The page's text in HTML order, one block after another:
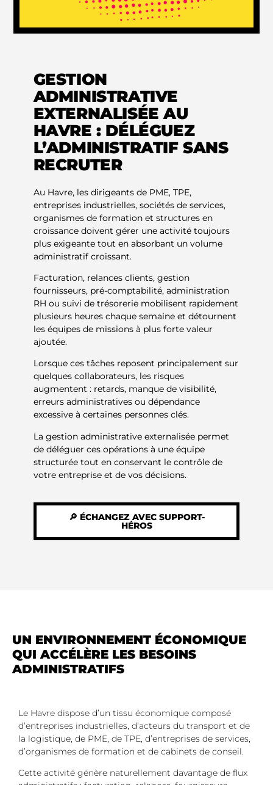
GESTION
ADMINISTRATIVE
EXTERNALISÉE AU
HAVRE : DÉLÉGUEZ
L’ADMINISTRATIF SANS
RECRUTER
Au Havre, les dirigeants de PME, TPE,
entreprises industrielles, sociétés de services,
organismes de formation et structures en
croissance doivent gérer une activité toujours
plus exigeante tout en absorbant un volume
administratif croissant.
Facturation, relances clients, gestion
fournisseurs, pré-comptabilité, administration
RH ou suivi de trésorerie mobilisent rapidement
plusieurs heures chaque semaine et détournent
les équipes de missions à plus forte valeur
ajoutée.
Lorsque ces tâches reposent principalement sur
quelques collaborateurs, les risques
augmentent : retards, manque de visibilité,
erreurs administratives ou dépendance
excessive à certaines personnes clés.
La gestion administrative externalisée permet
de déléguer ces opérations à une équipe
structurée tout en conservant le contrôle de
votre entreprise et de vos décisions.
🔎 ÉCHANGEZ AVEC SUPPORT-
HÉROS
UN ENVIRONNEMENT ÉCONOMIQUE
QUI ACCÉLÈRE LES BESOINS
ADMINISTRATIFS
Le Havre dispose d’un tissu économique composé
d’entreprises industrielles, d’acteurs du transport et de
la logistique, de PME, de TPE, d’entreprises de services,
d’organismes de formation et de cabinets de conseil.
Cette activité génère naturellement davantage de flux